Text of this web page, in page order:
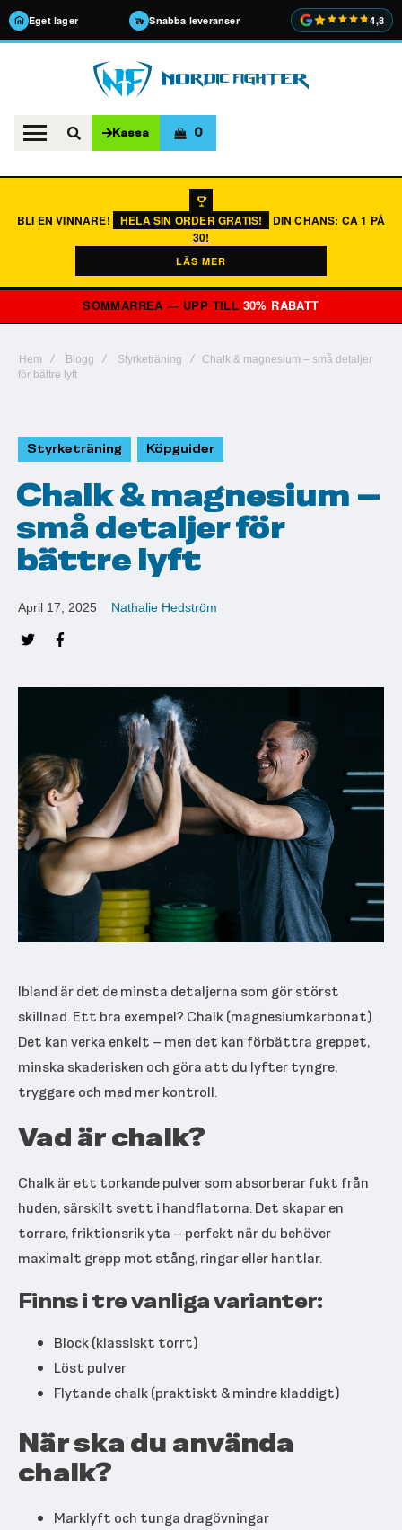
Eget lager Snabba leveranser 4,8
Kassa 0
BLI EN VINNARE! HELA SIN ORDER GRATIS!
DIN CHANS: CA 1 PÅ
30!
LÄS MER
SOMMARREA — UPP TILL 30% RABATT
Hem Blogg Styrketräning
Chalk & magnesium – små detaljer
för bättre lyft
Styrketräning Köpguider
Chalk & magnesium –
små detaljer för
bättre lyft
April 17, 2025 Nathalie Hedström
Ibland är det de minsta detaljerna som gör störst
skillnad. Ett bra exempel? Chalk (magnesiumkarbonat).
Det kan verka enkelt – men det kan förbättra greppet,
minska skaderisken och göra att du lyfter tyngre,
tryggare och med mer kontroll.
Vad är chalk?
Chalk är ett torkande pulver som absorberar fukt från
huden, särskilt svett i handflatorna. Det skapar en
torrare, friktionsrik yta – perfekt när du behöver
maximalt grepp mot stång, ringar eller hantlar.
Finns i tre vanliga varianter:
Block (klassiskt torrt)
Löst pulver
Flytande chalk (praktiskt & mindre kladdigt)
När ska du använda
chalk?
Marklyft och tunga dragövningar